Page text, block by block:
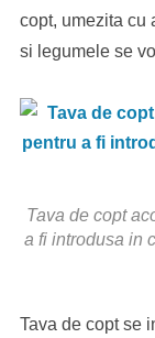
copt, umezita cu
si legumele se
Tava de copt
a fi introdusa in
Tava de copt se